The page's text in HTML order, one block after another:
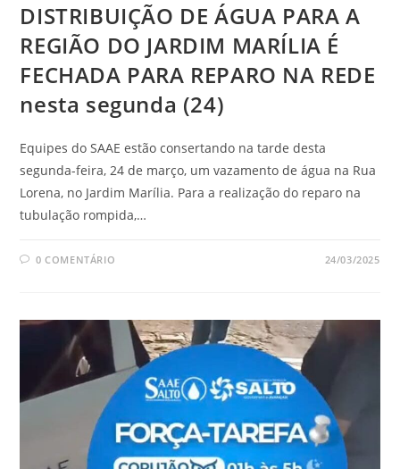
DISTRIBUIÇÃO DE ÁGUA PARA A
REGIÃO DO JARDIM MARÍLIA É
FECHADA PARA REPARO NA REDE
nesta segunda (24)
Equipes do SAAE estão consertando na tarde desta
segunda-feira, 24 de março, um vazamento de água na Rua
Lorena, no Jardim Marília. Para a realização do reparo na
tubulação rompida,…
0 COMENTÁRIO 24/03/2025